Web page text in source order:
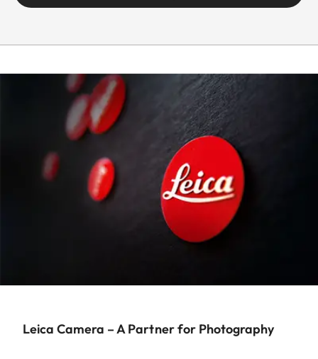
Leica Camera – A Partner for Photography